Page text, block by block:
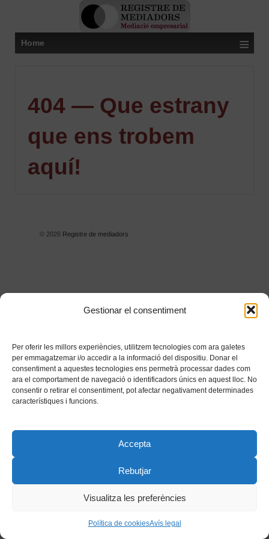
Gestionar el consentiment
Per oferir les millors experiències, utilitzem tecnologies com ara galetes
per emmagatzemar i/o accedir a la informació del dispositiu. Donar el
consentiment a aquestes tecnologies ens permetrà processar dades com
ara el comportament de navegació o identificadors únics en aquest lloc. No
consentir o retirar el consentiment, pot afectar negativament determinades
característiques i funcions.
Accepta
Rebutjar
Visualitza les preferències
Política de cookiesAvís legal
Home ≡
404 — Que estrany
que ens trobem
aquí!
© 2026Registre de mediadors